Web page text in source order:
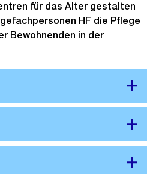
für das Alter gestalten
HF die Pflege
Bewohnenden in der